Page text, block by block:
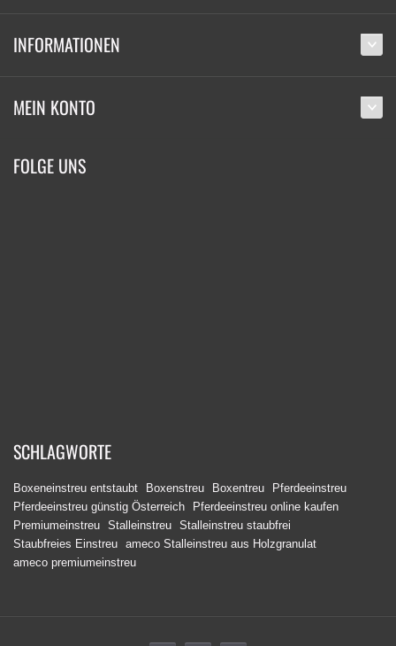
INFORMATIONEN
MEIN KONTO
FOLGE UNS
SCHLAGWORTE
Boxeneinstreu entstaubt Boxenstreu Boxentreu
Pferdeeinstreu
Pferdeeinstreu günstig Österreich
Pferdeeinstreu online kaufen
Premiumeinstreu Stalleinstreu Stalleinstreu staubfrei
Staubfreies Einstreu ameco Stalleinstreu aus Holzgranulat
ameco premiumeinstreu